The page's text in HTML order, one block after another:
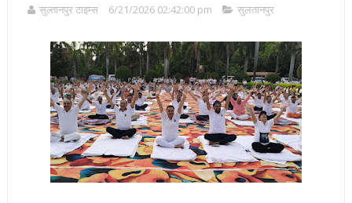
सुल्तानपुर टाइम्स 6/21/2026 02:42:00 pm सुलतानपुर